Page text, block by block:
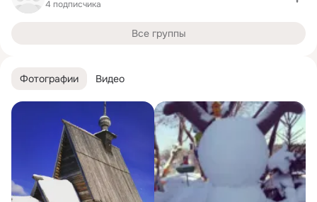
Фотографии Видео
4 подписчика
Все группы